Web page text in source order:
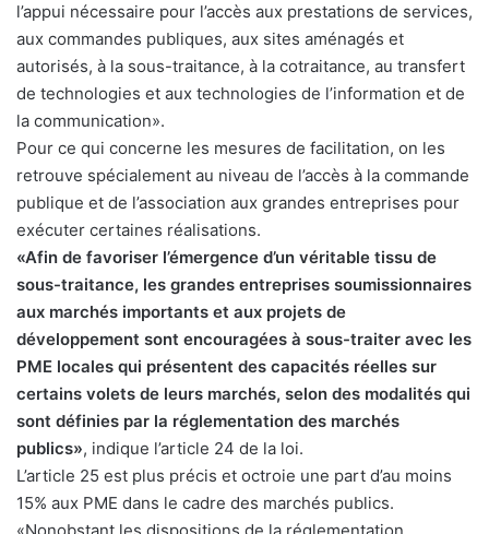
l’appui nécessaire pour l’accès aux prestations de services,
aux commandes publiques, aux sites aménagés et
autorisés, à la sous-traitance, à la cotraitance, au transfert
de technologies et aux technologies de l’information et de
la communication».
Pour ce qui concerne les mesures de facilitation, on les
retrouve spécialement au niveau de l’accès à la commande
publique et de l’association aux grandes entreprises pour
exécuter certaines réalisations.
«Afin de favoriser l’émergence d’un véritable tissu de
sous-traitance, les grandes entreprises soumissionnaires
aux marchés importants et aux projets de
développement sont encouragées à sous-traiter avec les
PME locales qui présentent des capacités réelles sur
certains volets de leurs marchés, selon des modalités qui
sont définies par la réglementation des marchés
publics», indique l’article 24 de la loi.
L’article 25 est plus précis et octroie une part d’au moins
15% aux PME dans le cadre des marchés publics.